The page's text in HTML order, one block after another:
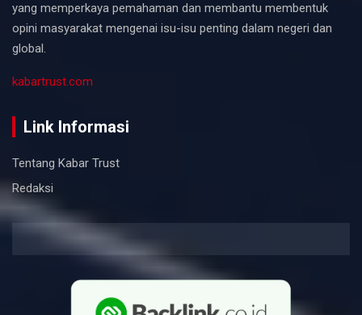
yang memperkaya pemahaman dan membantu membentuk
opini masyarakat mengenai isu-isu penting dalam negeri dan
global.
kabartrust.com
Link Informasi
Tentang Kabar Trust
Redaksi